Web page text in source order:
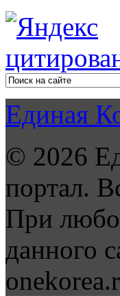
Единая
© 2026
портал.
При
данного